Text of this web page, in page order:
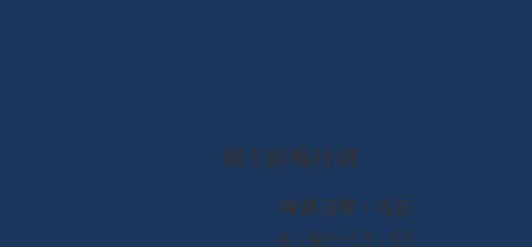
朝市開場時間
​毎週日曜・祝日
6：00〜13：00